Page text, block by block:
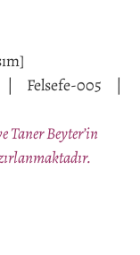
Felsefe-005 |
Taner Beyter’in